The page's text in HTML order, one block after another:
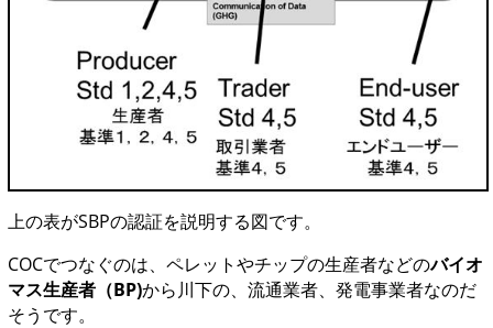
上の表がSBPの認証を説明する図です。
COCでつなぐのは、ペレットやチップの生産者などのバイオ
マス生産者（BP)から川下の、流通業者、発電事業者なのだ
そうです。